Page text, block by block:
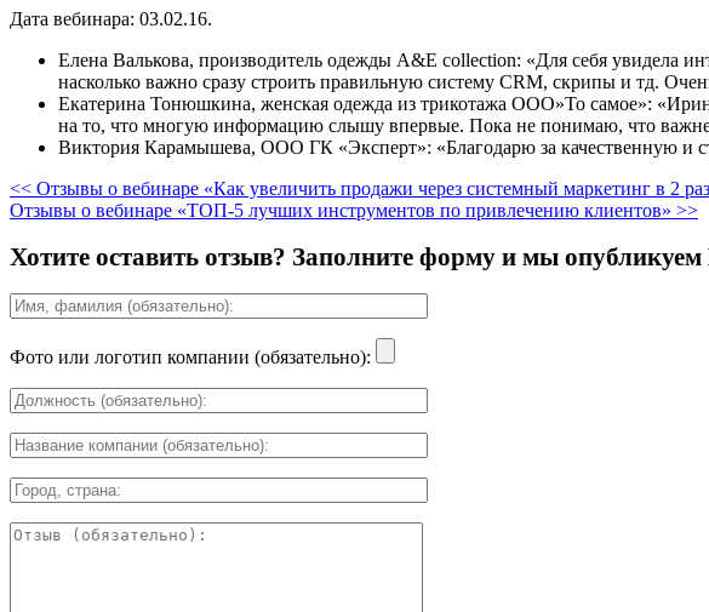
Дата вебинара: 03.02.16.
Елена Валькова, производитель одежды A&E collection: «Для себя увидела
насколько важно сразу строить правильную систему CRM, скрипы и тд.
Екатерина Тонюшкина, женская одежда из трикотажа ООО»То самое»:
на то, что многую информацию слышу впервые. Пока не понимаю, что
Виктория Карамышева, ООО ГК «Эксперт»: «Благодарю за качественную и
<< Отзывы о вебинаре «Как увеличить продажи через системный маркетинг в 2
Отзывы о вебинаре «ТОП-5 лучших инструментов по привлечению клиентов» >>
Хотите оставить отзыв? Заполните форму и мы
Фото или логотип компании (обязательно):